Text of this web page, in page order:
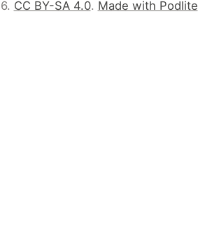
CC BY-SA 4.0. Made with Podlite